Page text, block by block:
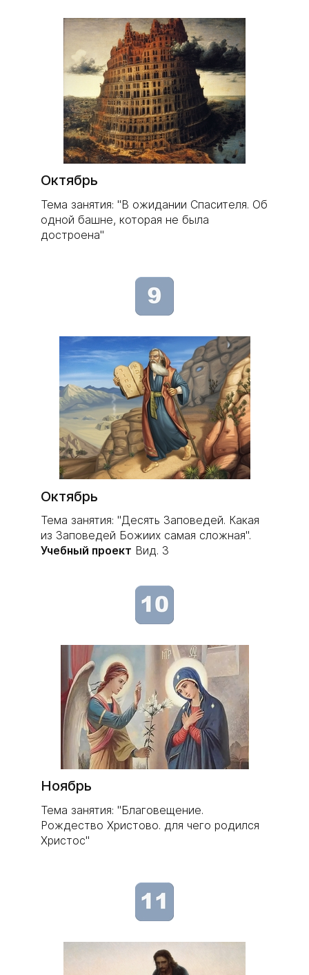
Октябрь
Тема занятия: "В ожидании Спасителя. Об
одной башне, которая не была
достроена"
Октябрь
Тема занятия: "Десять Заповедей. Какая
из Заповедей Божиих самая сложная".
Учебный проект Вид. 3
Ноябрь
Тема занятия: "Благовещение.
Рождество Христово. для чего родился
Христос"